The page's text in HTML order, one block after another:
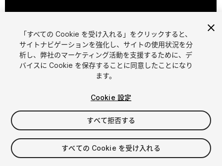
1/ 11
$27.50
シート 1
「すべての Cookie を受け入れる」をクリックすると、
サイトナビゲーションを強化し、サイトの使用状況を分
析し、弊社のマーケティング活動を支援するために、デ
バイスに Cookie を保存することに同意したことになり
ます。
Cookie 設定
すべて拒否する
すべての Cookie を受け入れる